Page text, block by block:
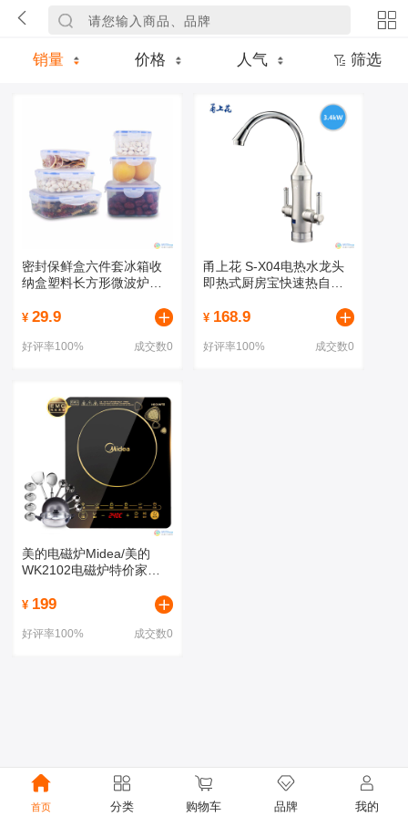
销量 价格 人气 筛选
密封保鲜盒六件套冰箱收
纳盒塑料长方形微波炉饭
¥29.9
好评率100% 成交数0
甬上花 S-X04电热水龙头
即热式厨房宝快速热自来
¥ 168.9
好评率100% 成交数0
美的电磁炉Midea/美的
WK2102电磁炉特价家用
¥ 199
好评率100% 成交数0
首页 分类 购物车 品牌 我的